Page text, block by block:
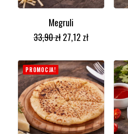
DODAJ DO KOSZYKA
Megruli
33,90zł27,12 zł
PROMOCJA!